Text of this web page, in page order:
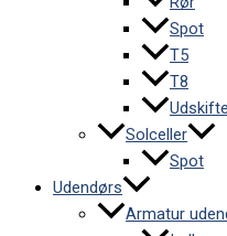
Spot
T5
T8
Solceller
Spot
Udendørs
Armatur